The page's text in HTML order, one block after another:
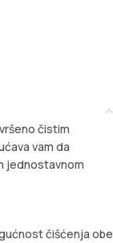
čistim
vam da
jednostavnom
čišćenja obe